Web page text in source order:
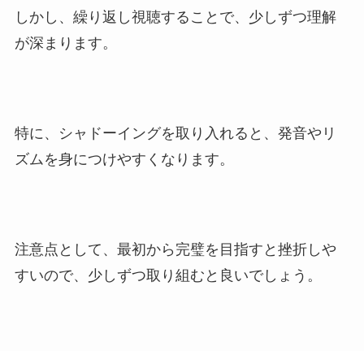
しかし、繰り返し視聴することで、少しずつ理解
が深まります。
特に、シャドーイングを取り入れると、発音やリ
ズムを身につけやすくなります。
注意点として、最初から完璧を目指すと挫折しや
すいので、少しずつ取り組むと良いでしょう。